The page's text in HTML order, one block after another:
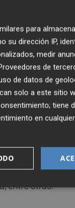
de espera se
estivales en
la demora
se situaba en
105 para
cirugía
138 para
entre otras.
para
su dirección IP,
medir
de
de datos de
solo a este sitio
tiene
en